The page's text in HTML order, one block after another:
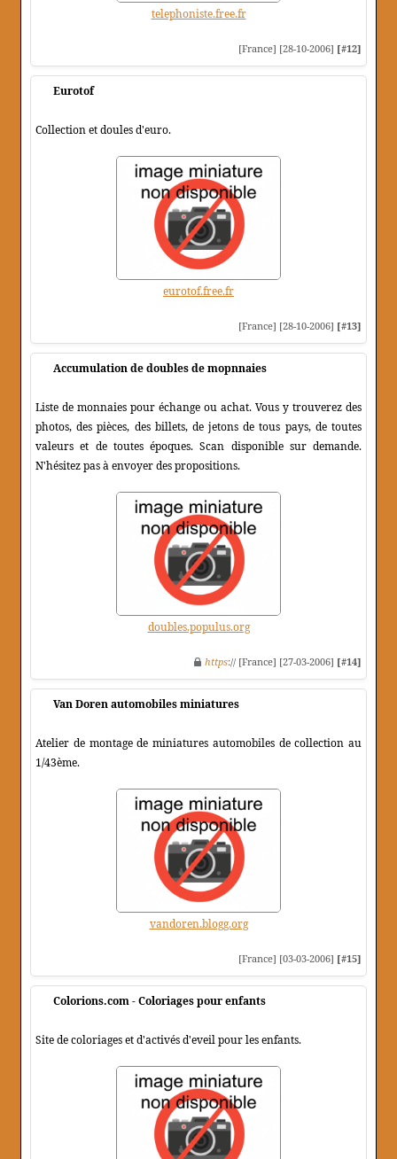
telephoniste.free.fr
[France] [28-10-2006] [#12]
Eurotof
Collection et doules d'euro.
eurotof.free.fr
[France] [28-10-2006] [#13]
Accumulation de doubles de mopnnaies
Liste de monnaies pour échange ou achat. Vous y trouverez des
photos, des pièces, des billets, de jetons de tous pays, de toutes
valeurs et de toutes époques. Scan disponible sur demande.
N'hésitez pas à envoyer des propositions.
doubles.populus.org
https:// [France] [27-03-2006] [#14]
Van Doren automobiles miniatures
Atelier de montage de miniatures automobiles de collection au
1/43ème.
vandoren.blogg.org
[France] [03-03-2006] [#15]
Colorions.com - Coloriages pour enfants
Site de coloriages et d'activés d'eveil pour les enfants.